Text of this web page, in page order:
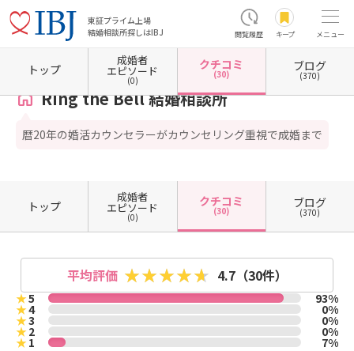
東証プライム上場
結婚相談所探しはIBJ
閲覧履歴 キープ メニュー
ホーム 奈良県の結婚相談所 奈良県橿原市 Ring the Bell 結婚相談所 クチコミ一覧
Ring the Bell 結婚相談所
暦20年の婚活カウンセラーがカウンセリング重視で成婚まで
トップ
成婚者
エピソード
(0)
クチコミ
(30)
ブログ
(370)
トップ
成婚者
エピソード
(0)
クチコミ
(30)
ブログ
(370)
平均評価 4.7（30件）
★5 93%
★4 0%
★3 0%
★2 0%
★1 7%